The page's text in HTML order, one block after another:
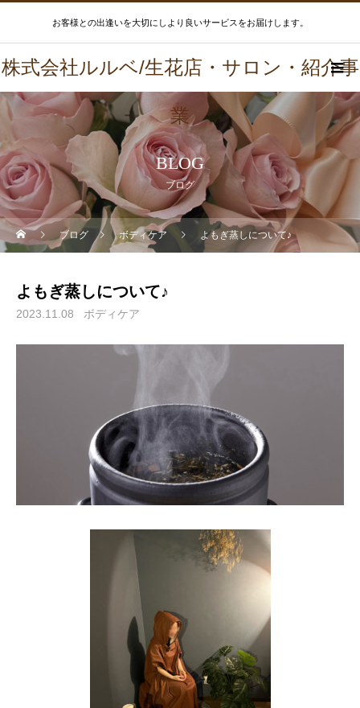
お客様との出逢いを大切にしより良いサービスをお届けします。
株式会社ルルベ/生花店・サロン・紹介事
業
BLOG
ブログ
ブログ ボディケア よもぎ蒸しについて♪
よもぎ蒸しについて♪
2023.11.08 ボディケア